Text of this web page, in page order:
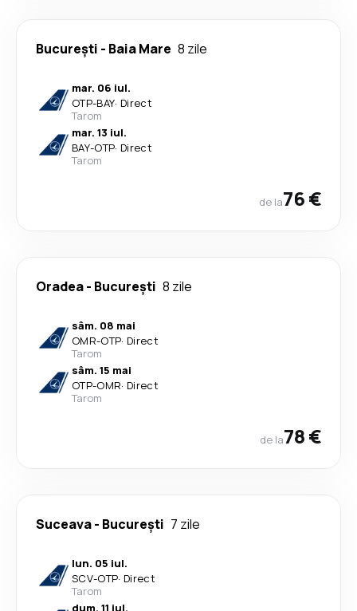
București - Baia Mare 8 zile
mar. 06 iul.
OTP-BAY· Direct
Tarom
mar. 13 iul.
BAY-OTP· Direct
Tarom
de la76 €
Oradea- București 8 zile
sâm. 08 mai
OMR-OTP· Direct
Tarom
sâm. 15 mai
OTP-OMR· Direct
Tarom
de la78 €
Suceava- București 7 zile
lun. 05 iul.
SCV-OTP· Direct
Tarom
dum. 11 iul.